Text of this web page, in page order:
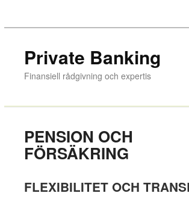
BÖRSINTRODUKTIONER
DISKRETIONÄR FÖRVALTNING
JURIDIK
ÖVRIGA FÖRETAGSTJÄNSTER
Private Banking
Finansiell rådgivning och expertis
PENSION OCH
FÖRSÄKRING
FLEXIBILITET OCH